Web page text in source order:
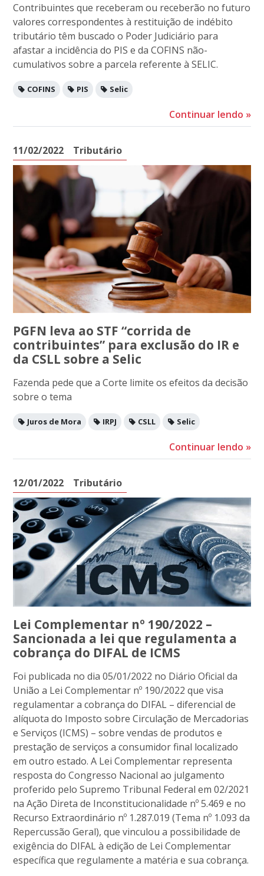
Contribuintes que receberam ou receberão no futuro
valores correspondentes à restituição de indébito
tributário têm buscado o Poder Judiciário para
afastar a incidência do PIS e da COFINS não-
cumulativos sobre a parcela referente à SELIC.
COFINS PIS Selic
Continuar lendo »
11/02/2022 Tributário
PGFN leva ao STF “corrida de
contribuintes” para exclusão do IR e
da CSLL sobre a Selic
Fazenda pede que a Corte limite os efeitos da decisão
sobre o tema
Juros de Mora IRPJ CSLL Selic
Continuar lendo »
12/01/2022 Tributário
Lei Complementar nº 190/2022 –
Sancionada a lei que regulamenta a
cobrança do DIFAL de ICMS
Foi publicada no dia 05/01/2022 no Diário Oficial da
União a Lei Complementar nº 190/2022 que visa
regulamentar a cobrança do DIFAL – diferencial de
alíquota do Imposto sobre Circulação de Mercadorias
e Serviços (ICMS) – sobre vendas de produtos e
prestação de serviços a consumidor final localizado
em outro estado. A Lei Complementar representa
resposta do Congresso Nacional ao julgamento
proferido pelo Supremo Tribunal Federal em 02/2021
na Ação Direta de Inconstitucionalidade nº 5.469 e no
Recurso Extraordinário nº 1.287.019 (Tema nº 1.093 da
Repercussão Geral), que vinculou a possibilidade de
exigência do DIFAL à edição de Lei Complementar
específica que regulamente a matéria e sua cobrança.